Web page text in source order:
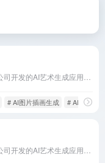
# AI图片插画生成 # AI绘画工具